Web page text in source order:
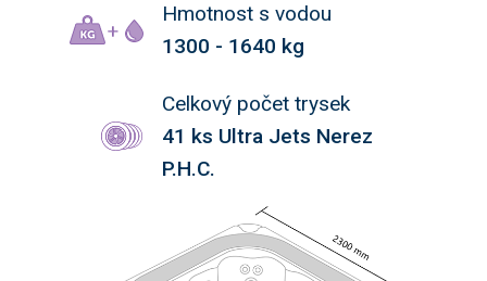
Hmotnost s vodou
1300 - 1640 kg
Celkový počet trysek
41 ks Ultra Jets Nerez
P.H.C.